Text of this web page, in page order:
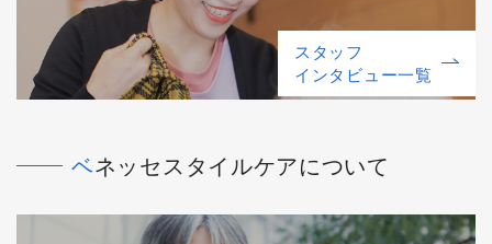
スタッフ
インタビュー一覧
ベネッセスタイルケアについて